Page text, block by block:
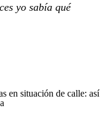
yo sabía qué
en situación de calle: así